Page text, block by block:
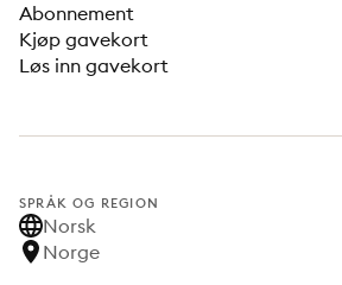
Abonnement
Kjøp gavekort
Løs inn gavekort
SPRÅK OG REGION
Norsk
Norge